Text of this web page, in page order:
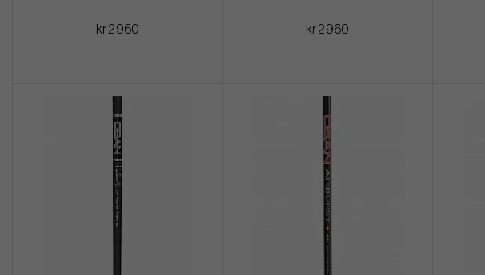
kr 2 960 kr 2 960